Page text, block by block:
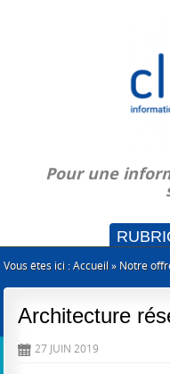
Pour une
Vous êtes ici :Accueil » Notre
Architecture
D 27 JUIN 2019